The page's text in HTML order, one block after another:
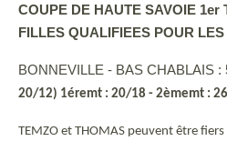
COUPE DE HAUTE SAVOIE 1er
FILLES QUALIFIEES POUR LES
BONNEVILLE - BAS CHABLAIS :
20/12) 1éremt : 20/18 - 2èmemt :
TEMZO et THOMAS peuvent être